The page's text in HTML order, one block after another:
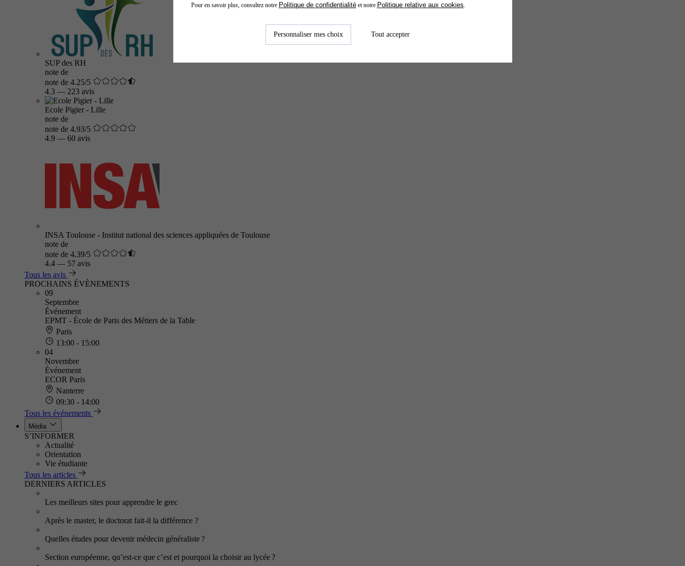
SUP des RH
note de
note de 4.25/5
4.3 — 223 avis
Ecole Pigier - Lille
note de
note de 4.93/5
4.9 — 60 avis
INSA Toulouse - Institut national des sciences appliquées de Toulouse
note de
note de 4.39/5
4.4 — 57 avis
Tous les avis
PROCHAINS ÉVÈNEMENTS
09
Septembre
Événement
EPMT - École de Paris des Métiers de la Table
Paris
13:00 - 15:00
04
Novembre
Événement
ECOR Paris
Nanterre
09:30 - 14:00
Tous les événements
Média
S’INFORMER
Actualité
Orientation
Vie étudiante
Tous les articles
DERNIERS ARTICLES
Les meilleurs sites pour apprendre le grec
Après le master, le doctorat fait-il la différence ?
Quelles études pour devenir médecin généraliste ?
Section européenne, qu’est-ce que c’est et pourquoi la choisir au lycée ?
Pour en savoir plus, consultez notre Politique de confidentialitéet notre Politique relative aux cookies
Personnaliser mes choix Tout accepter